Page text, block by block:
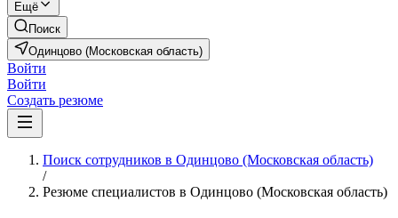
Ещё
Поиск
Одинцово (Московская область)
Войти
Войти
Создать резюме
Поиск сотрудников в Одинцово (Московская область)
/
Резюме специалистов в Одинцово (Московская область)